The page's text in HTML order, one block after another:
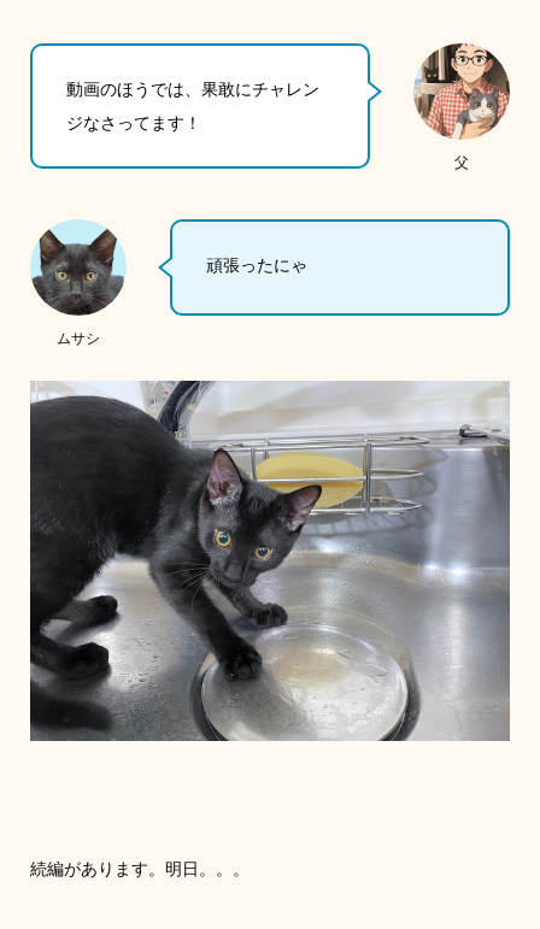
父
動画のほうでは、果敢にチャレン
ジなさってます！
ムサシ
頑張ったにゃ
続編があります。明日。。。